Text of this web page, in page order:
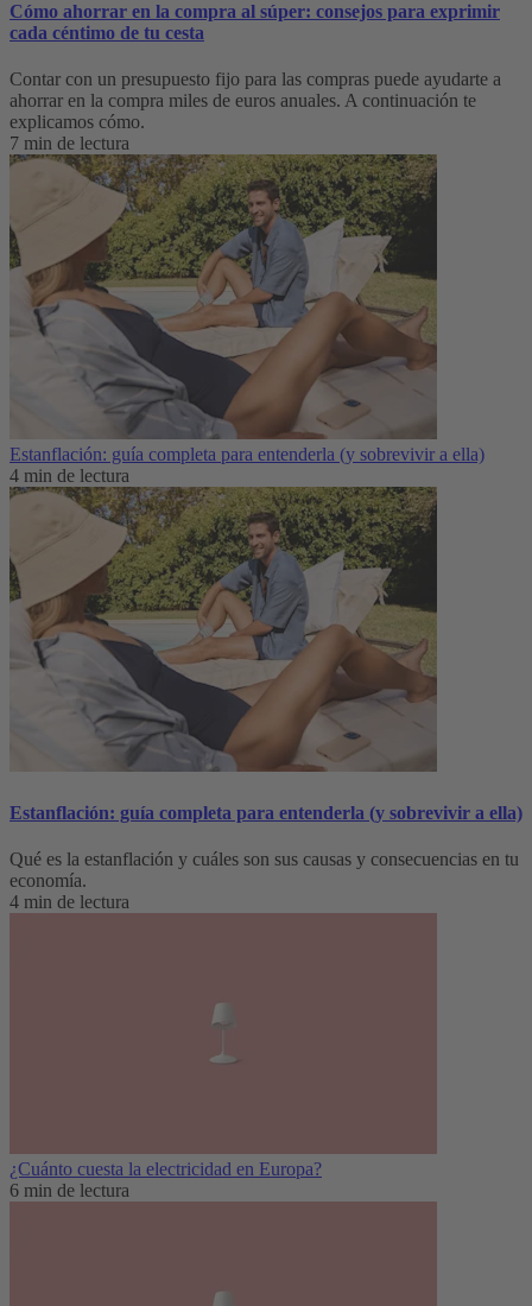
Cómo ahorrar en la compra al súper: consejos para exprimir
cada céntimo de tu cesta
Contar con un presupuesto fijo para las compras puede ayudarte a
ahorrar en la compra miles de euros anuales. A continuación te
explicamos cómo.
7 min de lectura
Estanflación: guía completa para entenderla (y sobrevivir a ella)
4 min de lectura
Estanflación: guía completa para entenderla (y sobrevivir a ella)
Qué es la estanflación y cuáles son sus causas y consecuencias en tu
economía.
4 min de lectura
¿Cuánto cuesta la electricidad en Europa?
6 min de lectura